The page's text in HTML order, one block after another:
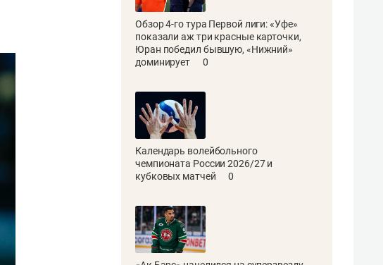
Обзор 4-го тура Первой лиги: «Уфе»
показали аж три красные карточки,
Юран победил бывшую, «Нижний»
доминирует
0
Календарь волейбольного
чемпионата России 2026/27 и
кубковых матчей
0